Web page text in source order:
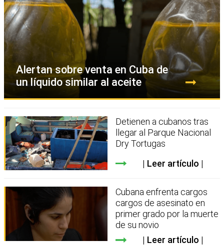
Alertan sobre venta en Cuba de
un líquido similar al aceite
Detienen a cubanos tras
llegar al Parque Nacional
Dry Tortugas
Leer artículo
Cubana enfrenta cargos
cargos de asesinato en
primer grado por la muerte
de su novio
Leer artículo